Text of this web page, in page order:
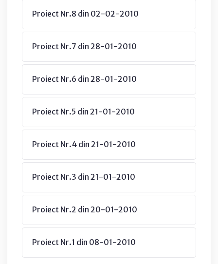
Proiect Nr.8 din 02-02-2010
Proiect Nr.7 din 28-01-2010
Proiect Nr.6 din 28-01-2010
Proiect Nr.5 din 21-01-2010
Proiect Nr.4 din 21-01-2010
Proiect Nr.3 din 21-01-2010
Proiect Nr.2 din 20-01-2010
Proiect Nr.1 din 08-01-2010